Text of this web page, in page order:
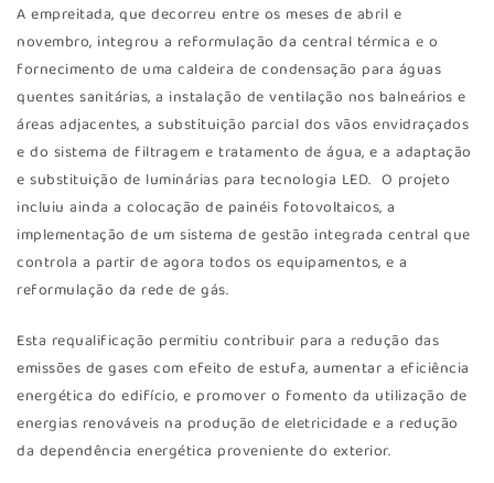
A empreitada, que decorreu entre os meses de abril e
novembro, integrou a reformulação da central térmica e o
fornecimento de uma caldeira de condensação para águas
quentes sanitárias, a instalação de ventilação nos balneários e
áreas adjacentes, a substituição parcial dos vãos envidraçados
e do sistema de filtragem e tratamento de água, e a adaptação
e substituição de luminárias para tecnologia LED. O projeto
incluiu ainda a colocação de painéis fotovoltaicos, a
implementação de um sistema de gestão integrada central que
controla a partir de agora todos os equipamentos, e a
reformulação da rede de gás.
Esta requalificação permitiu contribuir para a redução das
emissões de gases com efeito de estufa, aumentar a eficiência
energética do edifício, e promover o fomento da utilização de
energias renováveis na produção de eletricidade e a redução
da dependência energética proveniente do exterior.